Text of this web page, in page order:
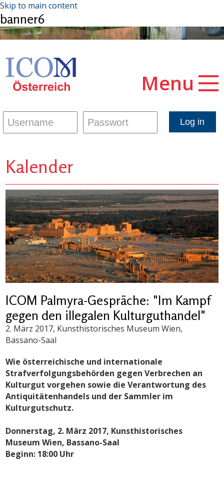
Skip to main content
banner6
Menu
Kalender
ICOM Palmyra-Gespräche: "Im Kampf
gegen den illegalen Kulturguthandel"
2. März 2017, Kunsthistorisches Museum Wien,
Bassano-Saal
Wie österreichische und internationale
Strafverfolgungsbehörden gegen Verbrechen an
Kulturgut vorgehen sowie die Verantwortung des
Antiquitätenhandels und der Sammler im
Kulturgutschutz.
Donnerstag, 2. März 2017, Kunsthistorisches
Museum Wien, Bassano-Saal
Beginn: 18:00 Uhr